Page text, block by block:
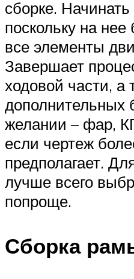
сборке.
поскольку на нее
все элементы
Завершает
ходовой части, а
дополнительных
желании – фар,
если чертеж
предполагает.
лучше всего
попроще.
Сборка